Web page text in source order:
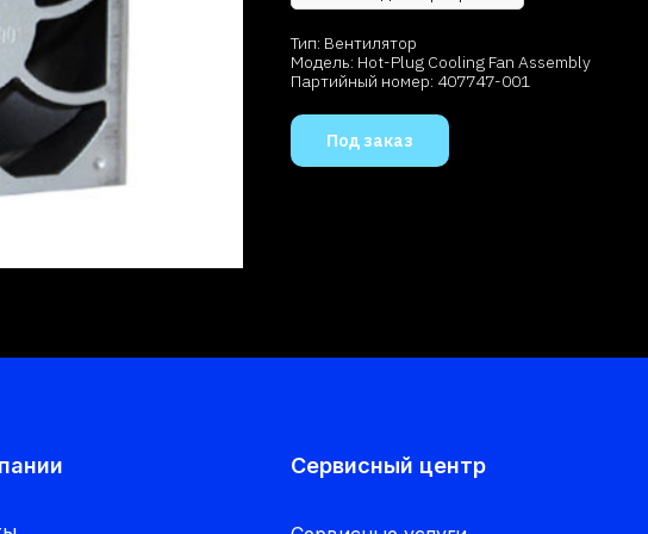
Тип: Вентилятор
Модель: Hot-Plug Cooling Fan Assembly
Партийный номер: 407747-001
Под заказ
Сервисный центр